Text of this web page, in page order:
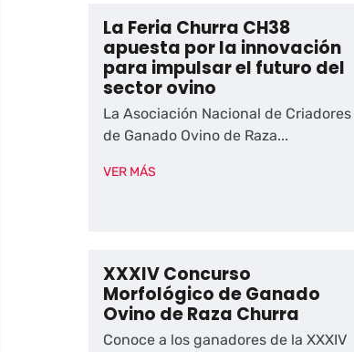
La Feria Churra CH38
apuesta por la innovación
para impulsar el futuro del
sector ovino
La Asociación Nacional de Criadores
de Ganado Ovino de Raza...
VER MÁS
XXXIV Concurso
Morfológico de Ganado
Ovino de Raza Churra
Conoce a los ganadores de la XXXIV